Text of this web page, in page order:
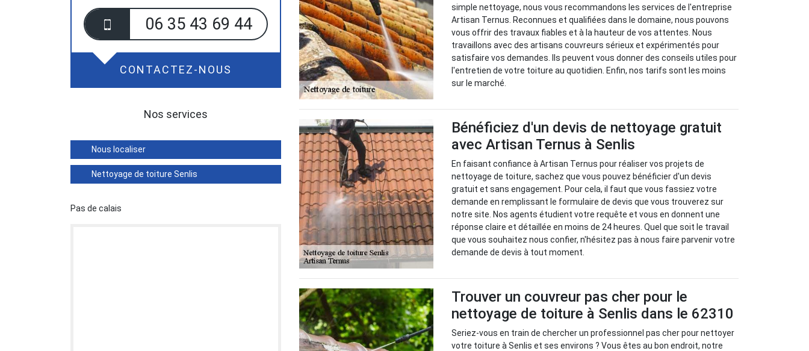
06 35 43 69 44
CONTACTEZ-NOUS
Nos services
Nous localiser
Nettoyage de toiture Senlis
Pas de calais
simple nettoyage, nous vous recommandons les services de l'entreprise
Artisan Ternus. Reconnues et qualifiées dans le domaine, nous pouvons
vous offrir des travaux fiables et à la hauteur de vos attentes. Nous
travaillons avec des artisans couvreurs sérieux et expérimentés pour
satisfaire vos demandes. Ils peuvent vous donner des conseils utiles pour
l'entretien de votre toiture au quotidien. Enfin, nos tarifs sont les moins
sur le marché.
Bénéficiez d'un devis de nettoyage gratuit
avec Artisan Ternus à Senlis
En faisant confiance à Artisan Ternus pour réaliser vos projets de
nettoyage de toiture, sachez que vous pouvez bénéficier d'un devis
gratuit et sans engagement. Pour cela, il faut que vous fassiez votre
demande en remplissant le formulaire de devis que vous trouverez sur
notre site. Nos agents étudient votre requête et vous en donnent une
réponse claire et détaillée en moins de 24 heures. Quel que soit le travail
que vous souhaitez nous confier, n'hésitez pas à nous faire parvenir votre
demande de devis à tout moment.
Trouver un couvreur pas cher pour le
nettoyage de toiture à Senlis dans le 62310
Seriez-vous en train de chercher un professionnel pas cher pour nettoyer
votre toiture à Senlis et ses environs ? Vous êtes au bon endroit, notre